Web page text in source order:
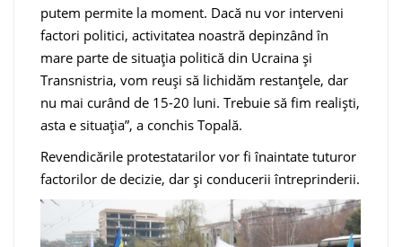
putem permite la moment. Dacă nu vor interveni
factori politici, activitatea noastră depinzând în
mare parte de situația politică din Ucraina și
Transnistria, vom reuși să lichidăm restanțele, dar
nu mai curând de 15-20 luni. Trebuie să fim realiști,
asta e situația”, a conchis Topală.
Revendicările protestatarilor vor fi înaintate tuturor
factorilor de decizie, dar și conducerii întreprinderii.